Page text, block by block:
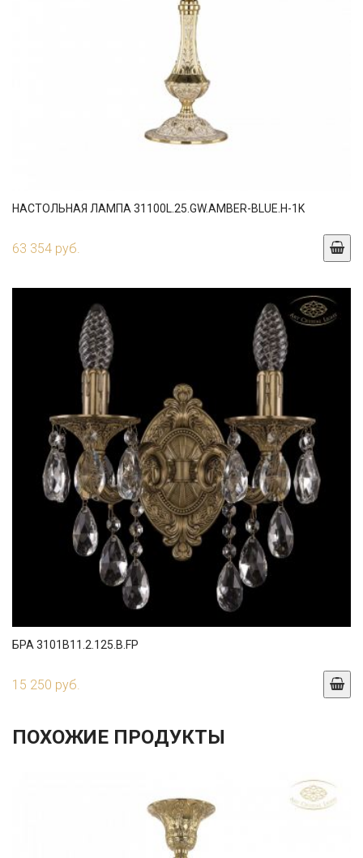
НАСТОЛЬНАЯ ЛАМПА 31100L.25.GW.AMBER-BLUE.H-1K
63 354 руб.
БРА 3101B11.2.125.B.FP
15 250 руб.
ПОХОЖИЕ ПРОДУКТЫ